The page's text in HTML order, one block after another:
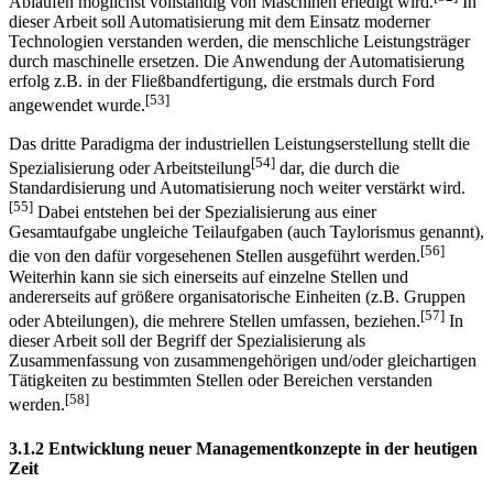
dieser Arbeit soll Automatisierung mit dem Einsatz moderner
Technologien verstanden werden, die menschliche Leistungsträger
durch maschinelle ersetzen. Die Anwendung der Automatisierung
erfolg z.B. in der Fließbandfertigung, die erstmals durch Ford
angewendet wurde.[53]
Das dritte Paradigma der industriellen Leistungserstellung stellt die
Spezialisierung oder Arbeitsteilung[54] dar, die durch die
Standardisierung und Automatisierung noch weiter verstärkt wird.
[55] Dabei entstehen bei der Spezialisierung aus einer
Gesamtaufgabe ungleiche Teilaufgaben (auch Taylorismus genannt),
die von den dafür vorgesehenen Stellen ausgeführt werden.[56]
Weiterhin kann sie sich einerseits auf einzelne Stellen und
andererseits auf größere organisatorische Einheiten (z.B. Gruppen
oder Abteilungen), die mehrere Stellen umfassen, beziehen.[57] In
dieser Arbeit soll der Begriff der Spezialisierung als
Zusammenfassung von zusammengehörigen und/oder gleichartigen
Tätigkeiten zu bestimmten Stellen oder Bereichen verstanden
werden.[58]
3.1.2 Entwicklung neuer Managementkonzepte in der heutigen
Zeit